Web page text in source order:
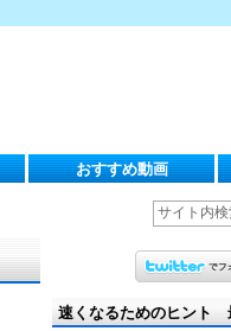
おすすめ動画
速くなるためのヒント